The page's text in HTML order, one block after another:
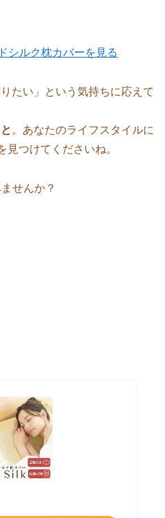
シルク枕カバーを見る
たい」という気持ちに応えて
。あなたのライフスタイルに
見つけてくださいね。
せんか？